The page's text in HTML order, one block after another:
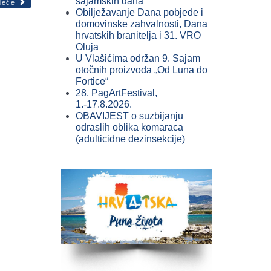
Obilježavanje Dana pobjede i
domovinske zahvalnosti, Dana
hrvatskih branitelja i 31. VRO
Oluja
U Vlašićima održan 9. Sajam
otočnih proizvoda „Od Luna do
Fortice“
28. PagArtFestival,
1.-17.8.2026.
OBAVIJEST o suzbijanju
odraslih oblika komaraca
(adulticidne dezinsekcije)